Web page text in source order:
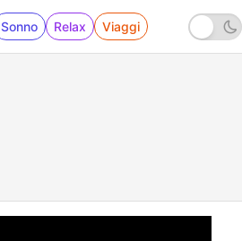
Sonno Relax Viaggi